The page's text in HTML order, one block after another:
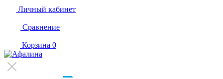
Личный кабинет
Сравнение
Корзина 0